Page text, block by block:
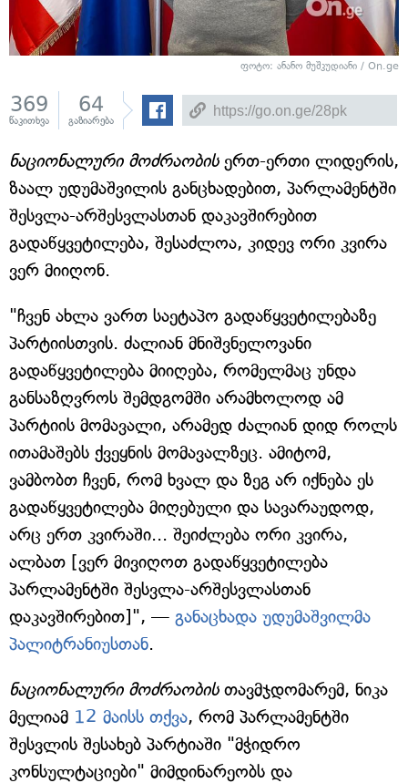
ფოტო: ანანო მუშკუდიანი / On.ge
369
წაკითხვა
64
გაზიარება
ნაციონალური მოძრაობისერთ-ერთი ლიდერის,
ზაალ უდუმაშვილის განცხადებით, პარლამენტში
შესვლა-არშესვლასთან დაკავშირებით
გადაწყვეტილება, შესაძლოა, კიდევ ორი კვირა
ვერ მიიღონ.
"ჩვენ ახლა ვართ საეტაპო გადაწყვეტილებაზე
პარტიისთვის. ძალიან მნიშვნელოვანი
გადაწყვეტილება მიიღება, რომელმაც უნდა
განსაზღვროს შემდგომში არამხოლოდ ამ
პარტიის მომავალი, არამედ ძალიან დიდ როლს
ითამაშებს ქვეყნის მომავალზეც. ამიტომ,
ვამბობთ ჩვენ, რომ ხვალ და ზეგ არ იქნება ეს
გადაწყვეტილება მიღებული და სავარაუდოდ,
არც ერთ კვირაში... შეიძლება ორი კვირა,
ალბათ [ვერ მივიღოთ გადაწყვეტილება
პარლამენტში შესვლა-არშესვლასთან
დაკავშირებით]", — განაცხადა უდუმაშვილმა
პალიტრანიუსთან.
ნაციონალური მოძრაობისთავმჯდომარემ, ნიკა
მელიამ 12 მაისს თქვა, რომ პარლამენტში
შესვლის შესახებ პარტიაში "მჭიდრო
კონსულტაციები" მიმდინარეობს და